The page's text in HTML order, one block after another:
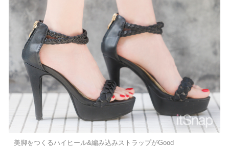
美脚をつくるハイヒール&編み込みストラップがGood